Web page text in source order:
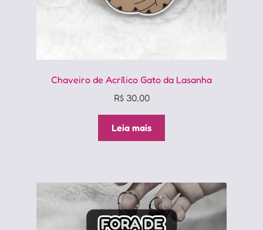
Chaveiro de Acrílico Gato da Lasanha
R$30,00
Leia mais